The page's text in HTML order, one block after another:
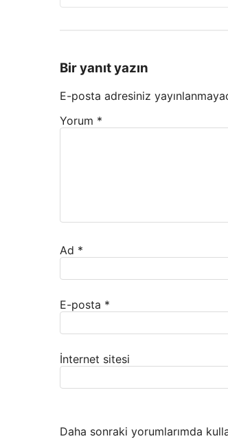
Bir yanıt yazın
E-posta adresiniz
Yorum *
Ad *
E-posta *
İnternet sitesi
Daha sonraki yorumlarımda